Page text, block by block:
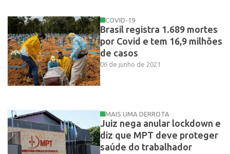
COVID-19
Brasil registra 1.689 mortes
por Covid e tem 16,9 milhões
de casos
06 de junho de 2021
MAIS UMA DERROTA
Juiz nega anular lockdown e
diz que MPT deve proteger
saúde do trabalhador